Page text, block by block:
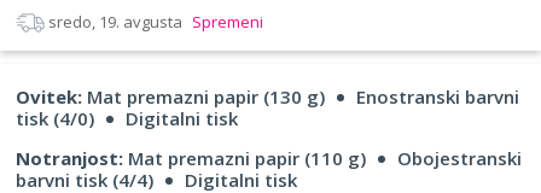
sredo, 19. avgusta Spremeni
Ovitek: Mat premazni papir (130 g)
Enostranski barvni
tisk (4/0)
Digitalni tisk
Notranjost: Mat premazni papir (110 g)
Obojestranski
barvni tisk (4/4)
Digitalni tisk